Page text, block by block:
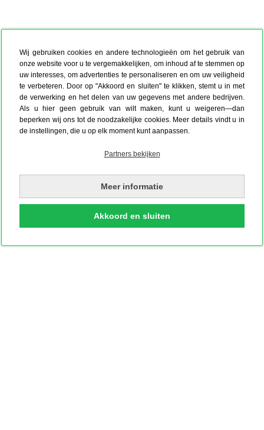
Wij gebruiken cookies en andere technologieën om het gebruik van
onze website voor u te vergemakkelijken, om inhoud af te stemmen op
uw interesses, om advertenties te personaliseren en om uw veiligheid
te verbeteren. Door op "Akkoord en sluiten" te klikken, stemt u in met
de verwerking en het delen van uw gegevens met andere bedrijven.
Als u hier geen gebruik van wilt maken, kunt u weigeren—dan
beperken wij ons tot de noodzakelijke cookies. Meer details vindt u in
de instellingen, die u op elk moment kunt aanpassen.
Partners bekijken
Meer informatie
Akkoord en sluiten